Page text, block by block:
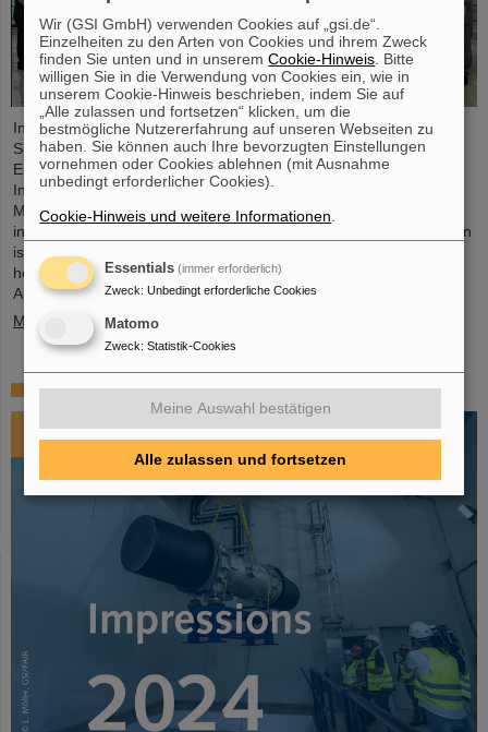
In einer äußerst konstruktiven und zielführenden FAIR-Council
Sitzung haben die Gesellschafter von FAIR wegweisende
Entscheidungen für die weitere Realisierung und zukünftige
Inbetriebnahme der FAIR-Anlage getroffen. Das FAIR-Council
Meeting fand am 3. und 4. Dezember 2024 erstmals beim
indischen Gesellschafter, dem Bose-Institut in Kalkutta statt. Indien
ist der drittgrößte Gesellschafter der FAIR GmbH und ein
herausragend wichtiger Technologie- und Wissenschaftspartner.
Auf dem FAIR-Council…
Mehr »
Impressionen 2024
Wir (GSI GmbH) verwenden Cookies auf „gsi.de“.
Einzelheiten zu den Arten von Cookies und ihrem Zweck
finden Sie unten und in unseremCookie-Hinweis . Bitte
willigen Sie in die Verwendung von Cookies ein, wie in
unserem Cookie-Hinweis beschrieben, indem Sie auf
„Alle zulassen und fortsetzen“ klicken, um die
bestmögliche Nutzererfahrung auf unseren Webseiten zu
haben. Sie können auch Ihre bevorzugten Einstellungen
vornehmen oder Cookies ablehnen (mit Ausnahme
unbedingt erforderlicher Cookies).
Cookie-Hinweis und weitere Informationen
Essentials (immer erforderlich)
Zweck: Unbedingt erforderliche Cookies
Matomo
Zweck: Statistik-Cookies
Meine Auswahl bestätigen
Alle zulassen und fortsetzen